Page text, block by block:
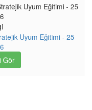
Uyum Eğitimi - 25
Gör